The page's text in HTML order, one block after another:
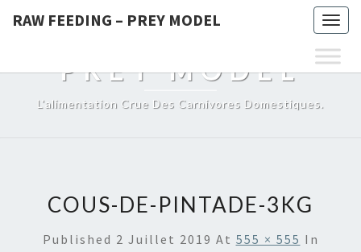
RAW FEEDING – PREY MODEL
RAW FEEDING –
PREY MODEL
L'alimentation Crue Des Carnivores Domestiques.
COUS-DE-PINTADE-3KG
Published 2 Juillet 2019 At 555 × 555 In